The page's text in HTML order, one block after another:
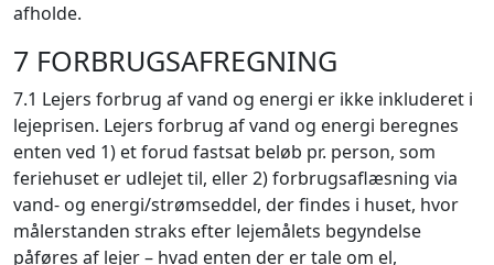
afholde.
7 FORBRUGSAFREGNING
7.1 Lejers forbrug af vand og energi er ikke inkluderet i
lejeprisen. Lejers forbrug af vand og energi beregnes
enten ved 1) et forud fastsat beløb pr. person, som
feriehuset er udlejet til, eller 2)forbrugsaflæsning via
vand- og energi/strømseddel, der findes i huset, hvor
målerstanden straks efter lejemålets begyndelse
påføres af lejer – hvad enten der er tale om el,